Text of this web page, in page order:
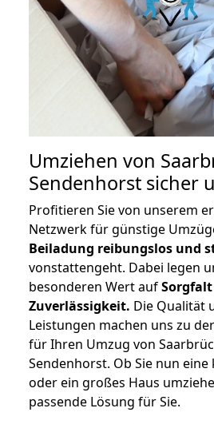
Umziehen von
Sendenhorst sicher
Profitieren Sie von unserem
Netzwerk für günstige
Beiladung reibungslos und
vonstattengeht. Dabei legen
besonderen Wert auf
Zuverlässigkeit. Die Qualität
Leistungen machen uns zu
für Ihren Umzug von
Sendenhorst. Ob Sie nun
oder ein großes Haus
passende Lösung für Sie.